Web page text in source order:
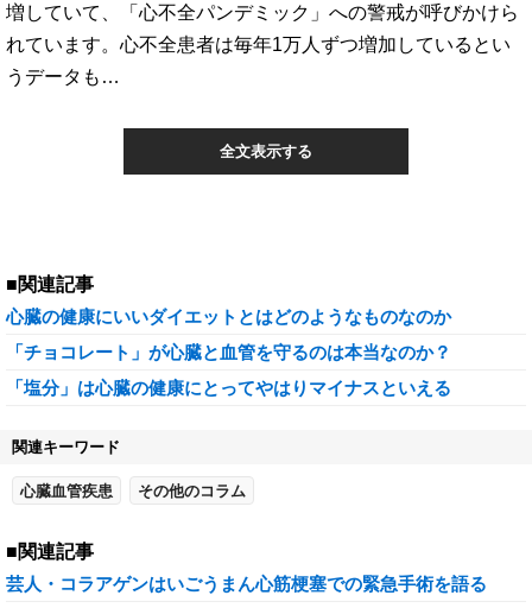
増していて、「心不全パンデミック」への警戒が呼びかけら
れています。心不全患者は毎年1万人ずつ増加しているとい
うデータも…
全文表示する
■関連記事
心臓の健康にいいダイエットとはどのようなものなのか
「チョコレート」が心臓と血管を守るのは本当なのか？
「塩分」は心臓の健康にとってやはりマイナスといえる
関連キーワード
心臓血管疾患 その他のコラム
■関連記事
芸人・コラアゲンはいごうまん心筋梗塞での緊急手術を語る